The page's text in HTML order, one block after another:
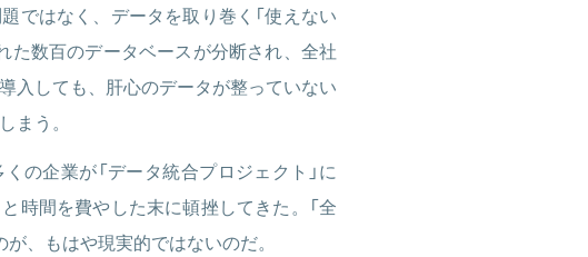
ではなく、データを取り巻く「使えない
た数百のデータベースが分断され、全社
入しても、肝心のデータが整っていない
まう。
の企業が「データ統合プロジェクト」に
時間を費やした末に頓挫してきた。「全
、もはや現実的ではないのだ。